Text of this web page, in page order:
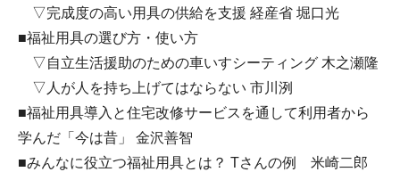
▽完成度の高い用具の供給を支援 経産省 堀口光
■福祉用具の選び方・使い方
▽自立生活援助のための車いすシーティング 木之瀬隆
▽人が人を持ち上げてはならない 市川洌
■福祉用具導入と住宅改修サービスを通して利用者から
学んだ「今は昔」 金沢善智
■みんなに役立つ福祉用具とは？ Tさんの例 米崎二郎